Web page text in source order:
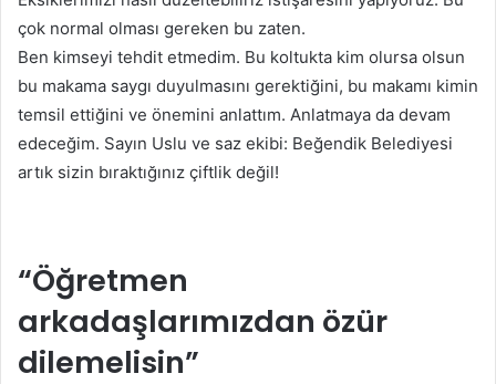
çok normal olması gereken bu zaten.
Ben kimseyi tehdit etmedim. Bu koltukta kim olursa olsun
bu makama saygı duyulmasını gerektiğini, bu makamı kimin
temsil ettiğini ve önemini anlattım. Anlatmaya da devam
edeceğim. Sayın Uslu ve saz ekibi: Beğendik Belediyesi
artık sizin bıraktığınız çiftlik değil!
“Öğretmen
arkadaşlarımızdan özür
dilemelisin”